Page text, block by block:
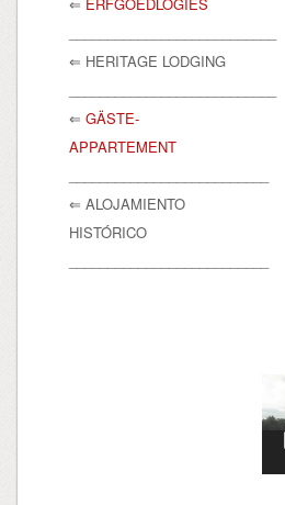
⇐ ERFGOEDLOGIES
⇐ HERITAGE LODGING
⇐ GÄSTE-
APPARTEMENT
⇐ ALOJAMIENTO
HISTÓRICO